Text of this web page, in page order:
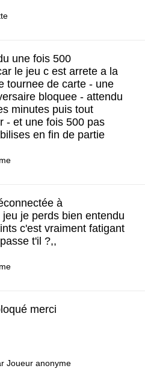
une fois 500
le jeu c est arrete a la
tournee de carte - une
bloquee - attendu
minutes puis tout
- et une fois 500 pas
en fin de partie
à
jeu je perds bien entendu
c'est vraiment fatigant
t'il ?,,
merci
Joueur anonyme